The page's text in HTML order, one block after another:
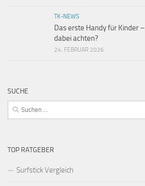
TK-NEWS
Das erste Handy für Kinder
dabei achten?
24. FEBRUAR 2026
SUCHE
Suchen
nach:
TOP RATGEBER
Surfstick Vergleich